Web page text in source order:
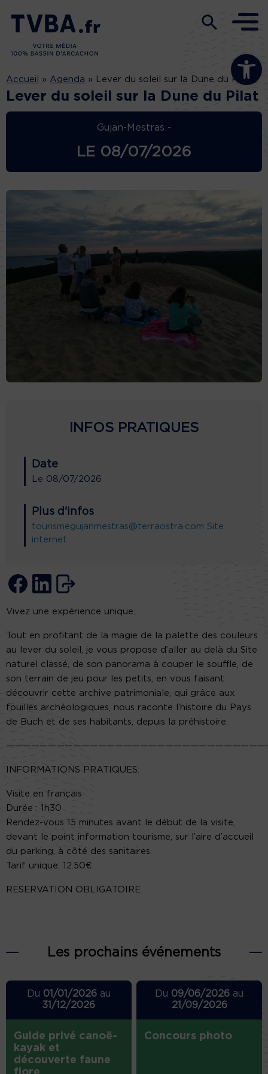
Ouvrir la
Accueil » Agenda » Lever du soleil sur la Dune du Pilat
Lever du soleil sur la Dune du Pilat
Gujan-Mestras -
LE 08/07/2026
INFOS PRATIQUES
Date
Le 08/07/2026
Plus d'infos
tourismegujanmestras@terraostra.com Site
internet
Vivez une expérience unique.
Tout en profitant de la magie de la palette des couleurs
au lever du soleil, je vous propose d’aller au delà du Site
naturel classé, de son panorama à couper le souffle, de
son terrain de jeu pour les petits, en vous faisant
découvrir cette archive patrimoniale, qui grâce aux
fouilles archéologiques, nous raconte l’histoire du Pays
de Buch et de ses habitants, depuis la préhistoire.
INFORMATIONS PRATIQUES:
Visite en français
Durée : 1h30
Rendez-vous 15 minutes avant le début de la visite,
devant le point information tourisme, sur l’aire d’accueil
du parking, à côté des sanitaires.
Tarif unique: 12.50€
RESERVATION OBLIGATOIRE
Les prochains événements
Du 01/01/2026au
31/12/2026
Guide privé canoë-
kayak et
découverte faune
Du 09/06/2026 au
21/09/2026
Concours photo